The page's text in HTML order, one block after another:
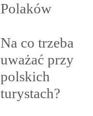
Polaków
Na co trzeba
uważać przy
polskich
turystach?